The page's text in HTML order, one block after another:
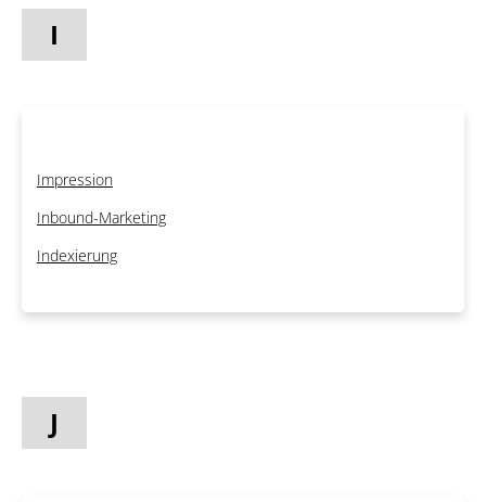
I
Impression
Inbound-Marketing
Indexierung
J